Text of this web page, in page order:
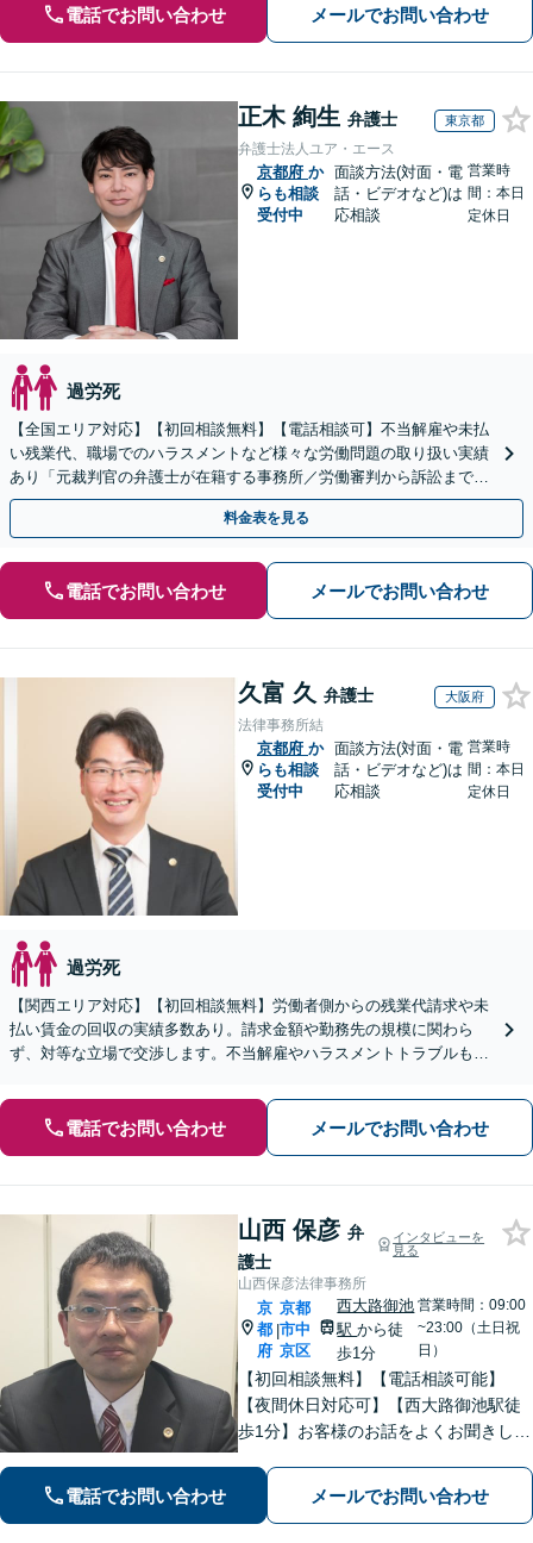
電話でお問い合わせ メールでお問い合わせ
正木 絢生 弁護士 東京都
弁護士法人ユア・エース
京都府 か
らも相談
受付中
面談方法(対面・電
話・ビデオなど)は
応相談
営業時
間：本日
定休日
過労死
【全国エリア対応】【初回相談無料】【電話相談可】不当解雇や未払
い残業代、職場でのハラスメントなど様々な労働問題の取り扱い実績
あり「元裁判官の弁護士が在籍する事務所／労働審判から訴訟まで、
裁判官経験を活かした最適な戦略を立案」
料金表を見る
電話でお問い合わせ メールでお問い合わせ
久富 久 弁護士 大阪府
法律事務所結
京都府 か
らも相談
受付中
面談方法(対面・電
話・ビデオなど)は
応相談
営業時
間：本日
定休日
過労死
【関西エリア対応】【初回相談無料】労働者側からの残業代請求や未
払い賃金の回収の実績多数あり。請求金額や勤務先の規模に関わら
ず、対等な立場で交渉します。不当解雇やハラスメントトラブルもご
電話でお問い合わせ メールでお問い合わせ
山西 保彦 弁
護士
インタビューを
見る
山西保彦法律事務所
京
都
府
|
京都
市中
京区
西大路御池
駅から徒
歩1分
営業時間：09:00
~23:00（土日祝
日）
【初回相談無料】【電話相談可能】
【夜間休日対応可】【西大路御池駅徒
歩1分】お客様のお話をよくお聞きし
ます。最高の法律サービスを提供する
ために日々研鑽もしています。親切丁
電話でお問い合わせ メールでお問い合わせ